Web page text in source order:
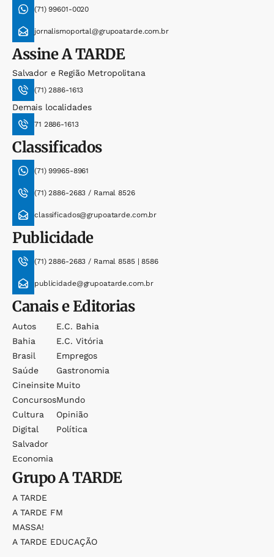
(71) 99601-0020
jornalismoportal@grupoatarde.com.br
AssineA TARDE
Salvador e Região Metropolitana
(71) 2886-1613
Demais localidades
71 2886-1613
Classificados
(71) 99965-8961
(71) 2886-2683 / Ramal 8526
classificados@grupoatarde.com.br
Publicidade
(71) 2886-2683 / Ramal 8585 | 8586
publicidade@grupoatarde.com.br
Canais e Editorias
Autos
Bahia
Brasil
Saúde
Cineinsite
Concursos
Cultura
Digital
Salvador
Economia
E.c. Bahia
E.c. Vitória
Empregos
Gastronomia
Muito
Mundo
Opinião
Política
GrupoA TARDE
A TARDE
A TARDE FM
MASSA!
A TARDE EDUCAÇÃO